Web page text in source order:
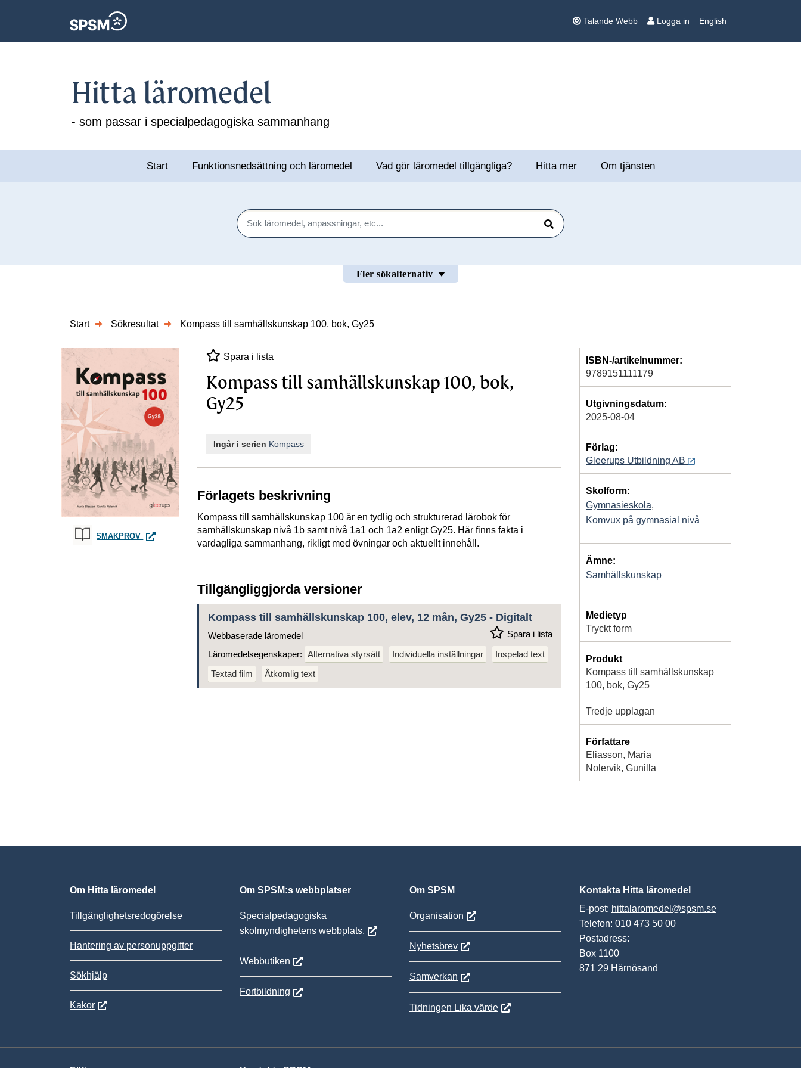
Talande Webb Logga in English
Hitta läromedel
- som passar i specialpedagogiska sammanhang
Start Funktionsnedsättning och läromedel Vad gör läromedel tillgängliga? Hitta mer Om tjänsten
Sök
Sök
Fler sökalternativ
Start Sökresultat Kompass till samhällskunskap 100, bok, Gy25
SMAKPROV KOMPASS TILL SAMHÄLLSKUNSKAP 100, BOK, GY25
Spara i lista
Kompass till samhällskunskap 100, bok,
Gy25
Ingår i serien Kompass
Förlagets beskrivning
Kompass till samhällskunskap 100 är en tydlig och strukturerad lärobok för
samhällskunskap nivå 1b samt nivå 1a1 och 1a2 enligt Gy25. Här finns fakta i
vardagliga sammanhang, rikligt med övningar och aktuellt innehåll.
Tillgängliggjorda versioner
Kompass till samhällskunskap 100, elev, 12 mån, Gy25 - Digitalt
Spara i lista
Webbaserade läromedel
Läromedelsegenskaper: Alternativa styrsätt Individuella inställningar
Inspelad text
Textad film
Åtkomlig text
ISBN-/artikelnummer:
9789151111179
Utgivningsdatum:
2025-08-04
Förlag:
Gleerups Utbildning AB
Skolform:
Gymnasieskola,
Komvux på gymnasial nivå
Ämne:
Samhällskunskap
Medietyp
Tryckt form
Produkt
Kompass till samhällskunskap
100, bok, Gy25
Tredje upplagan
Författare
Eliasson, Maria
Nolervik, Gunilla
Om Hitta läromedel
Tillgänglighetsredogörelse
Hantering av personuppgifter
Sökhjälp
Kakor
Om SPSM:s webbplatser
Specialpedagogiska
skolmyndighetens webbplats.
Webbutiken
Fortbildning
Om SPSM
Organisation
Nyhetsbrev
Samverkan
Tidningen Lika värde
Kontakta Hitta läromedel
E-post: hittalaromedel@spsm.se
Telefon: 010 473 50 00
Postadress:
Box 1100
871 29 Härnösand